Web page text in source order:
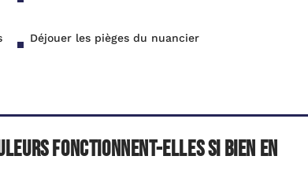
Déjouer les pièges du nuancier
fonctionnent-elles si bien en